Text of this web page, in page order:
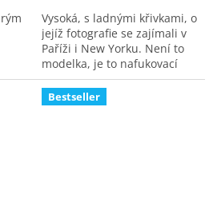
5
hvězdiček.
Vysoká, s ladnými křivkami, o
jejíž fotografie se zajímali v
Paříži i New Yorku. Není to
modelka, je to nafukovací
žlutá žirafa z Fatry.
Bestseller